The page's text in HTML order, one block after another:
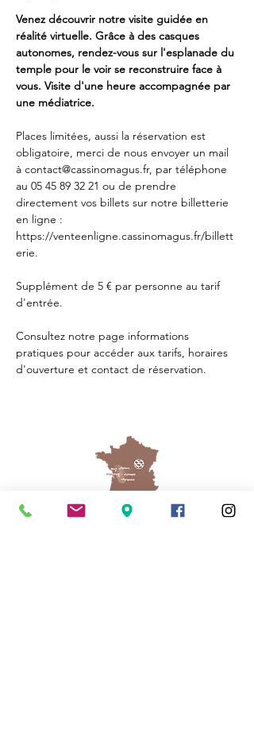
Venez découvrir notre visite guidée en
réalité virtuelle. Grâce à des casques
autonomes, rendez-vous sur l'esplanade du
temple pour le voir se reconstruire face à
vous. Visite d'une heure accompagnée par
une médiatrice.
Places limitées, aussi la réservation est
obligatoire, merci de nous envoyer un mail
à contact@cassinomagus.fr, par téléphone
au 05 45 89 32 21 ou de prendre
directement vos billets sur notre billetterie
en ligne :
https://venteenligne.cassinomagus.fr/billett
erie.
Supplément de 5 € par personne au tarif
d'entrée.
Consultez notre page informations
pratiques pour accéder aux tarifs, horaires
d'ouverture et contact de réservation.